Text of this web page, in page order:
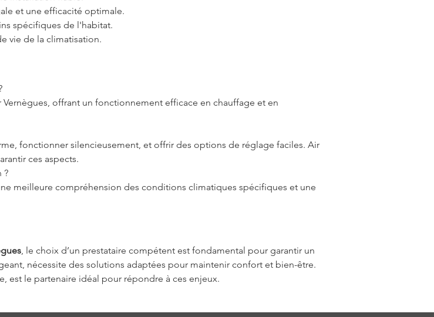
et une efficacité optimale.
spécifiques de l'habitat.
vie de la climatisation.
offrant un fonctionnement efficace en chauffage et en
fonctionner silencieusement, et offrir des options de réglage faciles. Air
ces aspects.
?
meilleure compréhension des conditions climatiques spécifiques et une
, le choix d’un prestataire compétent est fondamental pour garantir un
nécessite des solutions adaptées pour maintenir confort et bien-être.
est le partenaire idéal pour répondre à ces enjeux.